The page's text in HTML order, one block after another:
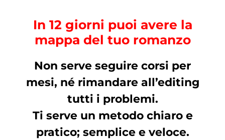
In 12 giorni puoi avere la
mappa del tuo romanzo
Non serve seguire corsi per
mesi, né rimandare all’editing
tutti i problemi.
Ti serve un metodo chiaro e
pratico; semplice e veloce.